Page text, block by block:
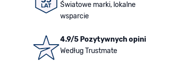
Światowe marki, lokalne
wsparcie
4.9/5 Pozytywnych opini
Według Trustmate